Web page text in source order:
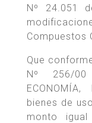
Nº 24.051
Compuestos
Que
Nº 256/
bienes de
monto